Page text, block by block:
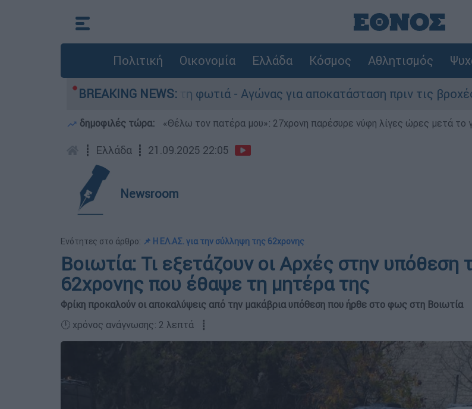
Πολιτική Οικονομία Ελλάδα Κόσμος Αθλητισμός
BREAKING NEWS:
Γερμανό μετά τη φωτιά - Αγώνας για αποκατάσταση πριν τις βροχές
δημοφιλές τώρα: «Θέλω τον πατέρα μου»: 27χρονη παρέσυρε νύφη λίγες ώρες μετά το
┋ Ελλάδα ┋ 21.09.2025 22:05
Newsroom
Ενότητες στο άρθρο: 📌 Η ΕΛ.ΑΣ. για την σύλληψη της 62χρονης
Βοιωτία: Τι εξετάζουν οι Αρχές στην υπόθεση
62χρονης που έθαψε τη μητέρα της
Φρίκη προκαλούν οι αποκαλύψεις από την μακάβρια υπόθεση που ήρθε στο φως στη Βοιωτία
🕛 χρόνος ανάγνωσης: 2 λεπτά ┋